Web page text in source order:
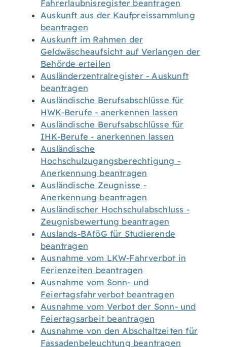
Fahrerlaubnisregister beantragen
Auskunft aus der Kaufpreissammlung
beantragen
Auskunft im Rahmen der
Geldwäscheaufsicht auf Verlangen der
Behörde erteilen
Ausländerzentralregister - Auskunft
beantragen
Ausländische Berufsabschlüsse für
HWK-Berufe - anerkennen lassen
Ausländische Berufsabschlüsse für
IHK-Berufe - anerkennen lassen
Ausländische
Hochschulzugangsberechtigung -
Anerkennung beantragen
Ausländische Zeugnisse -
Anerkennung beantragen
Ausländischer Hochschulabschluss -
Zeugnisbewertung beantragen
Auslands-BAföG für Studierende
beantragen
Ausnahme vom LKW-Fahrverbot in
Ferienzeiten beantragen
Ausnahme vom Sonn- und
Feiertagsfahrverbot beantragen
Ausnahme vom Verbot der Sonn- und
Feiertagsarbeit beantragen
Ausnahme von den Abschaltzeiten für
Fassadenbeleuchtung beantragen